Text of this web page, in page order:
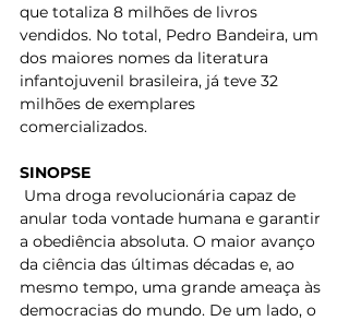
que totaliza 8 milhões de livros
vendidos. No total, Pedro Bandeira, um
dos maiores nomes da literatura
infantojuvenil brasileira, já teve 32
milhões de exemplares
comercializados.
SINOPSE
anular toda vontade humana e garantir
a obediência absoluta. O maior avanço
da ciência das últimas décadas e, ao
mesmo tempo, uma grande ameaça às
democracias do mundo. De um lado, o